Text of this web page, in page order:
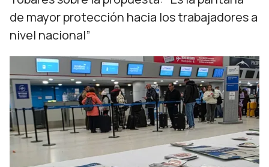
de mayor protección hacia los trabajadores a
nivel nacional”